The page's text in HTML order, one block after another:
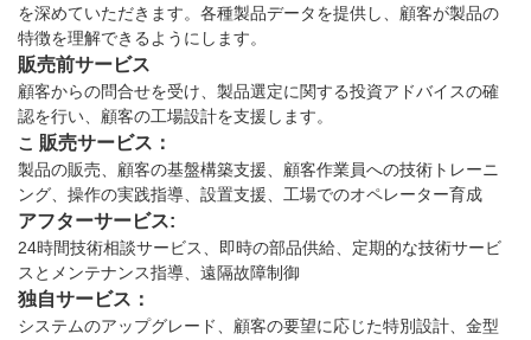
を深めていただきます。各種製品データを提供し、顧客が製品の
特徴を理解できるようにします。
販売前サービス
顧客からの問合せを受け、製品選定に関する投資アドバイスの確
認を行い、顧客の工場設計を支援します。
こ 販売サービス：
製品の販売、顧客の基盤構築支援、顧客作業員への技術トレーニ
ング、操作の実践指導、設置支援、工場でのオペレーター育成
アフターサービス:
24時間技術相談サービス、即時の部品供給、定期的な技術サービ
スとメンテナンス指導、遠隔故障制御
独自サービス：
システムのアップグレード、顧客の要望に応じた特別設計、金型